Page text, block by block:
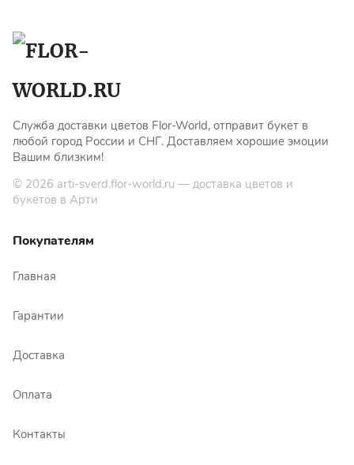
Служба доставки цветов Flor-World, отправит букет в
любой город России и СНГ. Доставляем хорошие эмоции
Вашим близким!
© 2026 arti-sverd.flor-world.ru — доставка цветов и
букетов в Арти
Покупателям
Главная
Гарантии
Доставка
Оплата
Контакты